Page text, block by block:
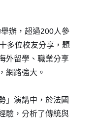
聯絡我們
常見問題
辦，超過200人參
多位校友分享，題
外留學、職業分享
網路強大。
」演講中，於法國
驗，分析了傳統與